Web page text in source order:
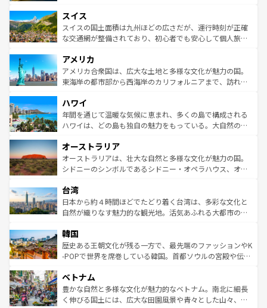
れる地方に足を運ぶとそれぞれで全く異なる文化を体験で
きるだろう。 なお、新着のフランス情報はコンテンツ一覧
を参照してほしい。
は、お酒好きな人にはぜひ体験してほしい。 なお、新着の
ドイツ情報はコンテンツ一覧を参照してほしい。
リアごとに異なる魅力がある。また、優雅なアフタヌーン
ティー、ビール好きにはたまらない英国パブ、サッカー観
戦など、本場だからこそできる体験も豊富。イギリスを旅
ンツ一覧を参照してほしい。
スイス
スイスの国土面積は九州ほどの広さだが、運行時刻が正確
な交通網が整備されており、初心者でも安心して個人旅行
の建物がそのまま残る町や、スイスならではのユニークな
博物館もあり、アルプス観光だけでなく町歩きも満喫する
ことができる。国民の所得が高いため物価も高いが、旅行
ば市内交通費無料で観光を楽しむこともできる。 なお、新
着のスイス情報はコンテンツ一覧 を参照してほしい。
アメリカ
アメリカ合衆国は、広大な土地と多様な文化が魅力の国。
東海岸の都市部から西海岸のカリフォルニアまで、訪れる
のような巨大都市は、観光、ショッピング、エンターテイ
ンメントが詰まった刺激的なスポットだ。一方、アメリカ
西部には大自然が広がり、グランドキャニオンやイエロー
部のニューオーリンズでは、音楽と美食が融合した独特の
文化が魅力。旅行者はアメリカの各地域で異なる魅力を楽
しみながら、その多様性と豊かな歴史を感じることができ
ならではの贅沢な旅のスタイルだ。 なお、新着のアメリカ
情報はコンテンツ一覧を参照してほしい。
ハワイ
年間を通じて温暖な気候に恵まれ、多くの島で構成される
ハワイは、どの島も独自の魅力をもっている。大自然の神
ワイ島は見逃せない。また、定番の観光地といえばオアフ
島だが、静かな自然を求めるならマウイ島やカウアイ島が
おすすめ。エメラルドグリーンに輝く海をはじめ、豊かな
れるおもてなしの心で訪れる人々を迎えてくれるハワイの
人々、おいしいローカルフードやハワイアンミュージッ
ク、伝統的なフラダンスなど、すべてがハワイの魅力を彩
ワイを、存分に味わってほしい。 なお、新着のハワイ情報
はコンテンツ一覧を参照してほしい。
オーストラリア
オーストラリアは、壮大な自然と多様な文化が魅力の国。
シドニーのシンボルであるシドニー・オペラハウス、オー
リアリーフや大陸中央部にそびえるウルル（エアーズロッ
ク）、タスマニアの美しい原生林やケアンズの熱帯雨林な
ど、見どころがたくさん。また、カフェやワイン、オージ
いる。アクティビティも充実しており、サーフィンやダイ
ビング、ハイキングなど、アウトドア好きにはたまらな
い。オーストラリアの多彩な魅力を存分に味わいつくそ
参照してほしい。
台湾
日本から約４時間ほどでたどり着く台湾は、多彩な文化と
自然が織りなす魅力的な観光地。活気あふれる大都市の台
ン）、静ひつな山岳地帯である台湾東部など、都市の喧騒
と山間の静けさが共存しており、訪れる人に新しい発見と
驚きをもたらしてくれる。また、奥深い台湾の食文化も魅
容にもいいと評判のスイーツなど、バラエティ豊かな料理
が味わえる。 なお、新着の台湾情報は コンテンツ一覧を参
照してほしい。
韓国
歴史ある王朝文化が残る一方で、最先端のファッションやK
-POPで世界を席巻している韓国。首都ソウルの宮殿や伝統
き、地方に足を延ばせば四季折々の自然美を楽しむことが
できる。そして、キムチや焼肉、絶品のストリートフード
まで、さまざまな韓国料理が待っている。夜には、韓国な
ベトナム
豊かな自然と多様な文化が魅力的なベトナム。南北に細長
く伸びる国土には、広大な田園風景や青々とした山々、世